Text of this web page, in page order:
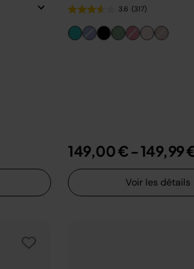
3.6 (317)
149,00 € - 149,99
Voir les détails